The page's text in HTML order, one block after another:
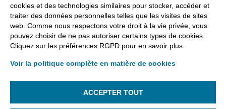
Tutoriels vidéos
Aller sur le site support
FAQ Dématérialisation
FAQ Support
Gestion des lanceurs d’alertes
cookies et des technologies similaires pour stocker, accéder et
traiter des données personnelles telles que les visites de sites
web. Comme nous respectons votre droit à la vie privée, vous
pouvez choisir de ne pas autoriser certains types de cookies.
Cliquez sur les préférences RGPD pour en savoir plus.
Voir la politique complète en matière de cookies
ACCEPTER TOUT